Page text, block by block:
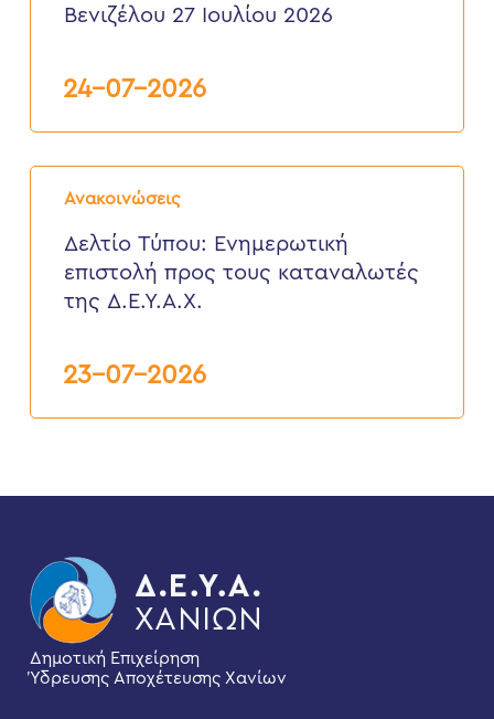
2026
Βενιζέλου 27 Ιουλίου 2026
24-07-2026
Ανακοινώσεις
Δελτίο
Τύπου:
επιστολή
προς
τους
καταναλωτές
Δελτίο Τύπου: Eνημερωτική
επιστολή προς τους καταναλωτές
της Δ.Ε.Υ.Α.Χ.
23-07-2026
Δημοτική Επιχείρηση
Ύδρευσης Αποχέτευσης Χανίων